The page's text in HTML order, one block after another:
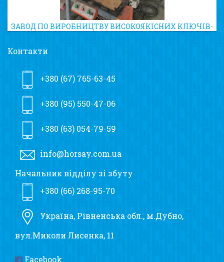
ЗАВОД ПО ВИРОБНИЦТВУ ВИСОКОЯКІСНИХ КЛЮЧІВ-
ТРІСКАЧОК ТА ГОЛОВОК ДО НИХ
Контакти
+380 (67) 765-63-45
+380 (95) 550-47-06
+380 (63) 054-79-59
info@horsay.com.ua
Начальник відділу зі збуту
+380 (66) 268-95-70
Україна, Рівненська обл., м.Дубно,
вул.Миколи Лисенка, 11
Facebook